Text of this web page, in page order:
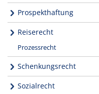
Prospekthaftung
Reiserecht
Prozessrecht
Schenkungsrecht
Sozialrecht